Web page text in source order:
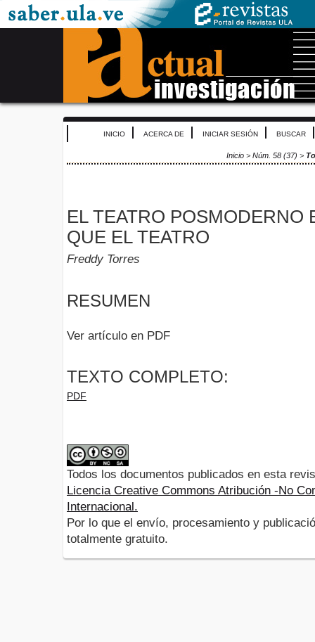
INICIO ACERCA DE INICIAR SESIÓN BUSCAR
Inicio> Núm. 58 (37) >
EL TEATRO POSMODERNO
QUE EL TEATRO
Freddy Torres
RESUMEN
Ver artículo en PDF
TEXTO COMPLETO:
PDF
Todos los documentos publicados en esta
Licencia Creative Commons Atribución -No
Internacional.
Por lo que el envío, procesamiento y
totalmente gratuito.